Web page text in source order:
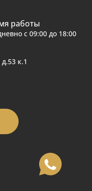
работы
с 09:00 до 18:00
к.1